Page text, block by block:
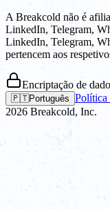
A Breakcold não é
LinkedIn, Telegram,
LinkedIn, Telegram,
pertencem aos
Encriptação de
🇵🇹Português Política
2026 Breakcold, Inc.